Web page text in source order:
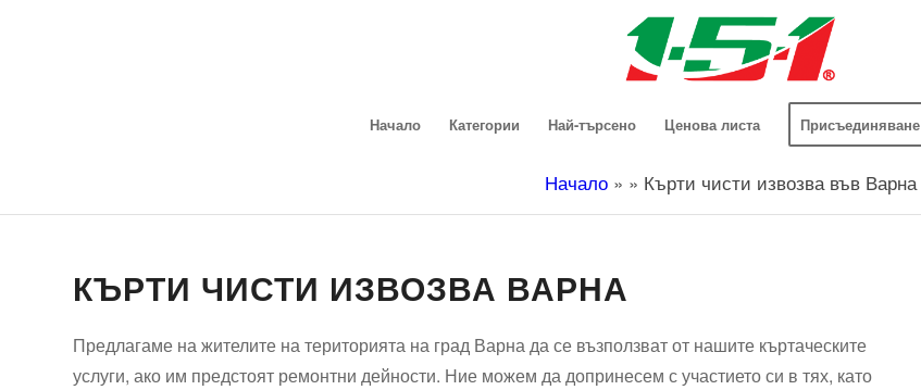
Начало Категории Най-търсено Ценова листа Присъединяване
Начало » » Кърти чисти извозва във Варна
КЪРТИ ЧИСТИ ИЗВОЗВА ВАРНА
Предлагаме на жителите на територията на град Варна да се възползват от нашите къртаческите
услуги, ако им предстоят ремонтни дейности. Ние можем да допринесем с участието си в тях, като